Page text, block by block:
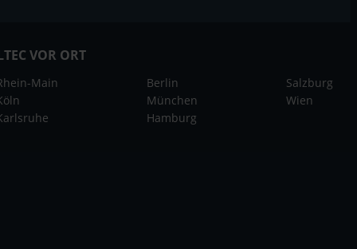
VOR ORT
Main
Berlin
München
Hamburg
Salzburg
Wien